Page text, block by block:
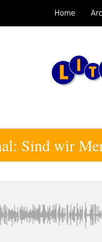
Home
Sind wir